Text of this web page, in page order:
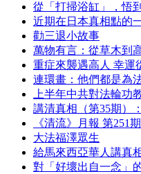
從「打掃浴缸」，悟
近期在日本真相點的
勸三退小故事
萬物有言：從草木到
重症來襲遇高人 幸運
連環畫：他們都是為
上半年中共對法輪功
講清真相（第35期）
《清流》月報 第251
大法福澤眾生
給馬來西亞華人講真
對「好壞出自一念」